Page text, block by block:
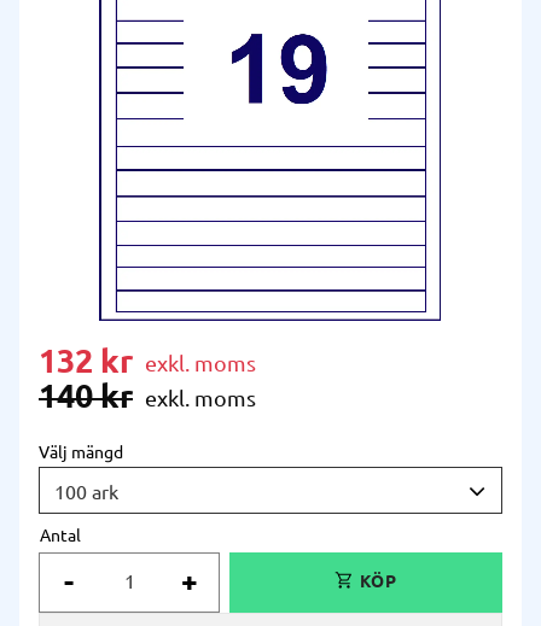
Nedsatt pris:
132 kr
Ordinarie pris:
140kr
Välj mängd
Antal
+
-